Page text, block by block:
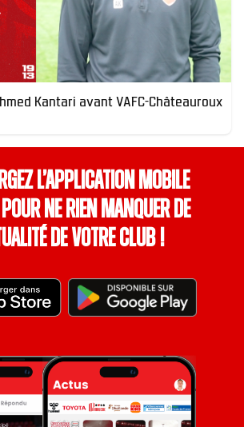
Kantari avant VAFC-Châteauroux
l’application mobile
pour ne rien manquer de
de votre club !